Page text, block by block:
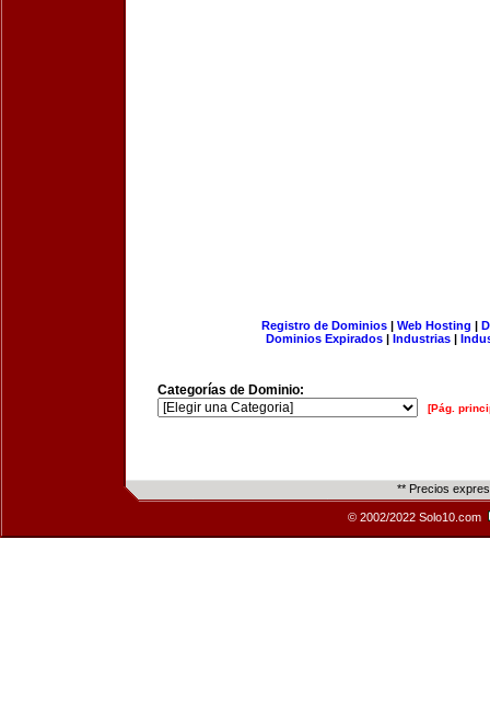
Registro de Dominios| Web Hosting |
Dominios Expirados | Industrias |
Categorías de Dominio:
[Pág.
** Precios
© 2002/2022 Solo10.com